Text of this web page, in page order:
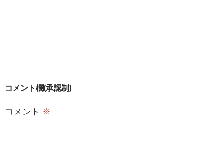
投
稿
コメント欄(承認制)
コメント ※